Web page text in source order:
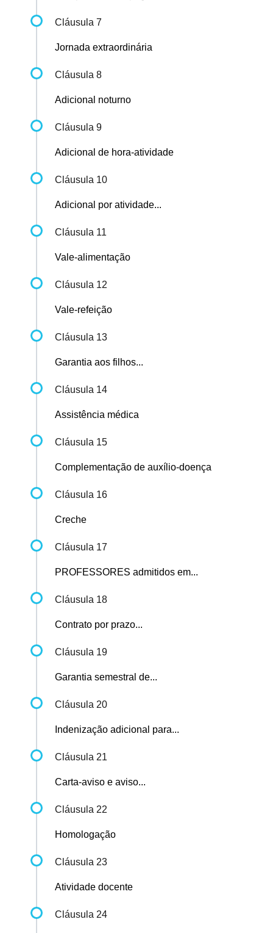
Cláusula 7
Jornada extraordinária
Cláusula 8
Adicional noturno
Cláusula 9
Adicional de hora-atividade
Cláusula 10
Adicional por atividade...
Cláusula 11
Vale-alimentação
Cláusula 12
Vale-refeição
Cláusula 13
Garantia aos filhos...
Cláusula 14
Assistência médica
Cláusula 15
Complementação de auxílio-doença
Cláusula 16
Creche
Cláusula 17
PROFESSORES admitidos em...
Cláusula 18
Contrato por prazo...
Cláusula 19
Garantia semestral de...
Cláusula 20
Indenização adicional para...
Cláusula 21
Carta-aviso e aviso...
Cláusula 22
Homologação
Cláusula 23
Atividade docente
Cláusula 24